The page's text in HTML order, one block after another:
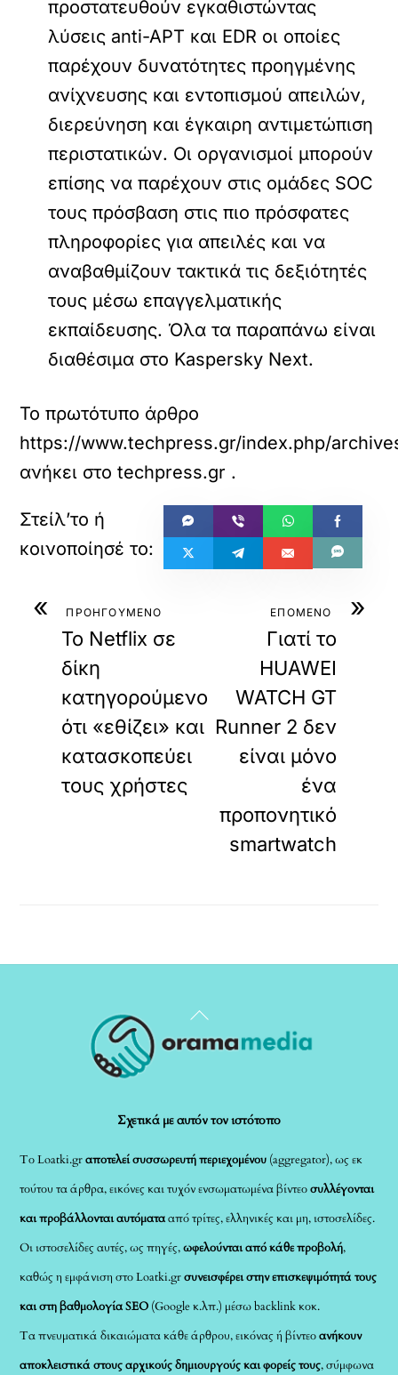
προστατευθούν εγκαθιστώντας
λύσεις anti-APT και EDR οι οποίες
παρέχουν δυνατότητες προηγμένης
ανίχνευσης και εντοπισμού απειλών,
διερεύνηση και έγκαιρη αντιμετώπιση
περιστατικών. Οι οργανισμοί μπορούν
επίσης να παρέχουν στις ομάδες SOC
τους πρόσβαση στις πιο πρόσφατες
πληροφορίες για απειλές και να
αναβαθμίζουν τακτικά τις δεξιότητές
τους μέσω επαγγελματικής
εκπαίδευσης. Όλα τα παραπάνω είναι
διαθέσιμα στο Kaspersky Next.
Το πρωτότυπο άρθρο
https://www.techpress.gr/index.php/
ανήκει στοtechpress.gr .
« ΠΡΟΗΓΟΥΜΕΝΟ
Το Netflix σε
δίκη
κατηγορούμενο
ότι «εθίζει» και
κατασκοπεύει
τους χρήστες
»
ΕΠΟΜΕΝΟ
Γιατί το
HUAWEI
WATCH GT
Runner 2 δεν
είναι μόνο
ένα
προπονητικό
smartwatch
Back
To
Σχετικά με αυτόν τον ιστότοπο
Το Loatki.grαποτελεί συσσωρευτή περιεχομένου (aggregator), ως εκ
τούτου τα άρθρα, εικόνες και τυχόν ενσωματωμένα βίντεοσυλλέγονται
και προβάλλονται αυτόματααπό τρίτες, ελληνικές και μη, ιστοσελίδες.
Οι ιστοσελίδες αυτές, ως πηγές,ωφελούνται από κάθε προβολή,
καθώς η εμφάνιση στο Loatki.grσυνεισφέρει στην επισκεψιμότητά τους
και στη βαθμολογία SEO (Google κ.λπ.) μέσω backlink κοκ.
Τα πνευματικά δικαιώματα κάθε άρθρου, εικόνας ή βίντεοανήκουν
αποκλειστικά στους αρχικούς δημιουργούς και φορείς τους, σύμφωνα